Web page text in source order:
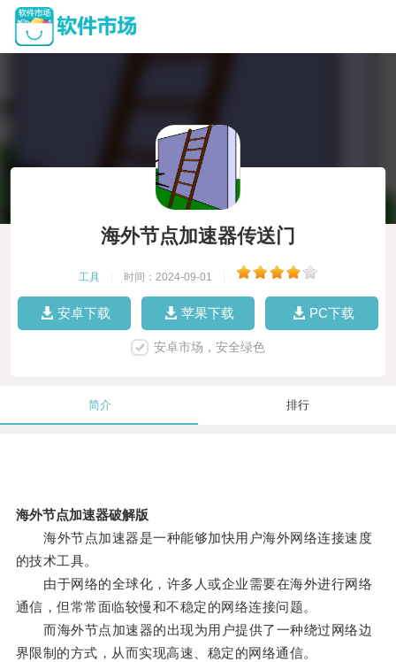
海外节点加速器传送门
工具 时间：2024-09-01
安卓下载 苹果下载 PC下载
安卓市场，安全绿色
简介 排行
海外节点加速器破解版
海外节点加速器是一种能够加快用户海外网络连接速度
的技术工具。
由于网络的全球化，许多人或企业需要在海外进行网络
通信，但常常面临较慢和不稳定的网络连接问题。
而海外节点加速器的出现为用户提供了一种绕过网络边
界限制的方式，从而实现高速、稳定的网络通信。